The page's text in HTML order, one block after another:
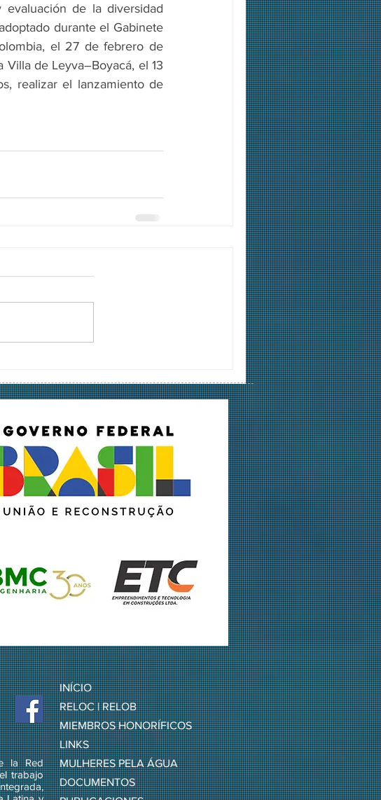
de la diversidad
durante el Gabinete
el 27 de febrero de
de Leyva–Boyacá, el 13
realizar el lanzamiento de
la Red
trabajo
INÍCIO
RELOC | RELOB
MIEMBROS HONORÍFICOS
LINKS
MULHERES PELA ÁGUA
DOCUMENTOS